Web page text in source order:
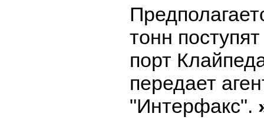
тонн
порт
передает
"Интерфакс".